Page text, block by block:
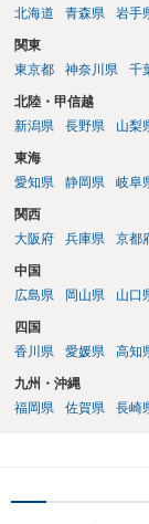
北海道
青森県 岩手
関東
東京都
神奈川県 千
北陸・甲信越
新潟県
長野県 山梨
東海
愛知県
静岡県 岐阜
関西
大阪府
兵庫県 京都
中国
広島県
岡山県 山口
四国
香川県
愛媛県 高知
九州・沖縄
福岡県
佐賀県 長崎